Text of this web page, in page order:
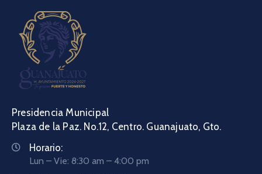
Presidencia Municipal
Plaza de la Paz. No.12, Centro. Guanajuato, Gto.
Horario:
Lun – Vie: 8:30 am – 4:00 pm